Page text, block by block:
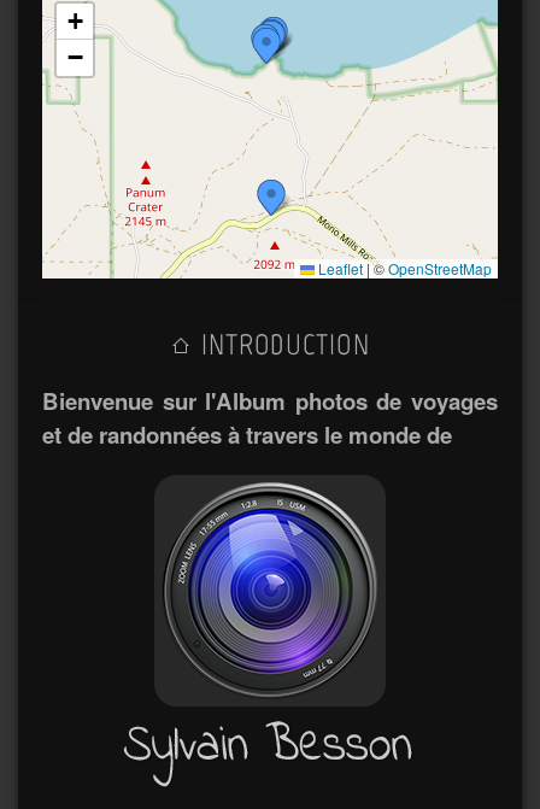
+
−
Leaflet |©OpenStreetMap
INTRODUCTION
Bienvenue sur l'Album photos de voyages
et de randonnées à travers le monde de